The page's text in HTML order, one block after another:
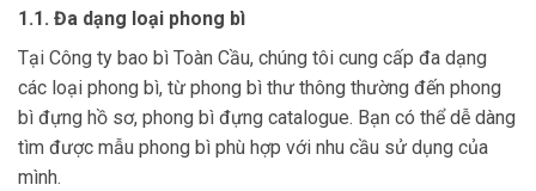
1.1. Đa dạng loại phong bì
Tại Công ty bao bì Toàn Cầu, chúng tôi cung cấp đa dạng
các loại phong bì, từ phong bì thư thông thường đến phong
bì đựng hồ sơ, phong bì đựng catalogue. Bạn có thể dễ dàng
tìm được mẫu phong bì phù hợp với nhu cầu sử dụng của
mình.